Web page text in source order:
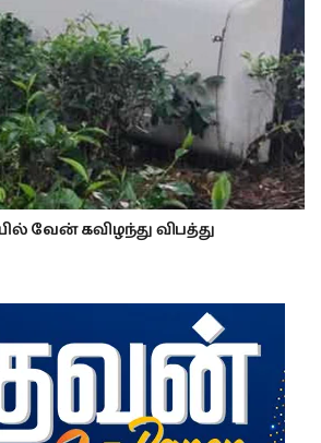
வேன் கவிழந்து விபத்து